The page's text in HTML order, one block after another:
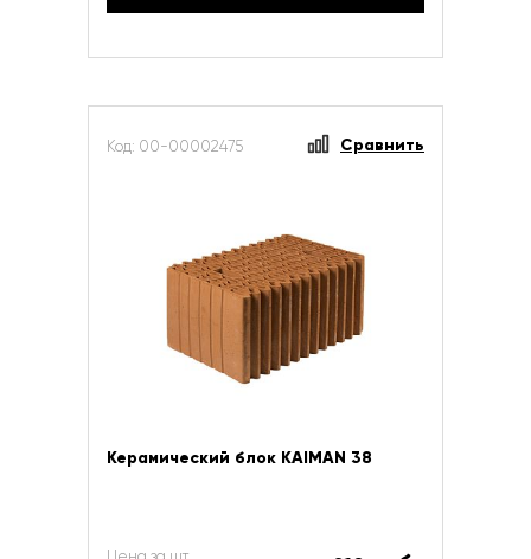
Код: 00-00002475 Сравнить
Керамический блок KAIMAN 38